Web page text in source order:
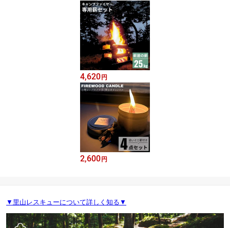
4,620円
2,600円
▼里山レスキューについて詳しく知る▼